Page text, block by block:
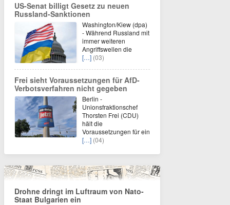
US-Senat billigt Gesetz zu neuen
Russland-Sanktionen
Washington/Kiew (dpa)
- Während Russland mit
immer weiteren
Angriffswellen die
[…] (03)
Frei sieht Voraussetzungen für AfD-
Verbotsverfahren nicht gegeben
Berlin -
Unionsfraktionschef
Thorsten Frei (CDU)
hält die
Voraussetzungen für ein
[…] (04)
Drohne dringt im Luftraum von Nato-
Staat Bulgarien ein